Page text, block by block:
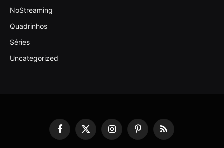
NoStreaming
Quadrinhos
Séries
Uncategorized
Facebook
X
InstagramPinterestRSS